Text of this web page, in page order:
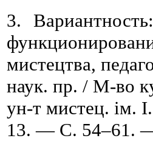
3.
мистецтва,
наук. пр. / М-во
ун-т мистец. ім. І.
13. — С. 54–61.